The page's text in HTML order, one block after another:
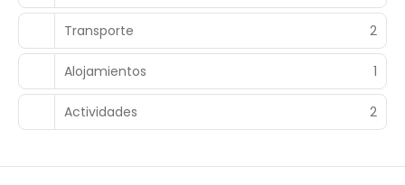
Transporte 2
Alojamientos 1
Actividades 2